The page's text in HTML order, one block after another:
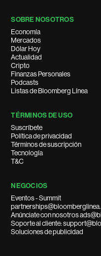
SOBRE NOSOTROS
Economía
Mercados
Dólar Hoy
Actualidad
Cripto
Finanzas Personales
Podcasts
Listas de Bloomberg Línea
TÉRMINOS DE USO
Suscríbete
Política de privacidad
Términos de suscripción
Tecnología
T&C
NEGOCIOS
Eventos - Summit
Anúnciate con nosotros
Soporte al cliente:
Soluciones de publicidad